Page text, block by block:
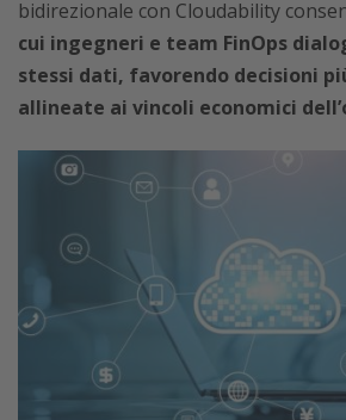
bidirezionale con Cloudability
cui ingegneri e team FinOps
stessi dati, favorendo decisioni
allineate ai vincoli economici